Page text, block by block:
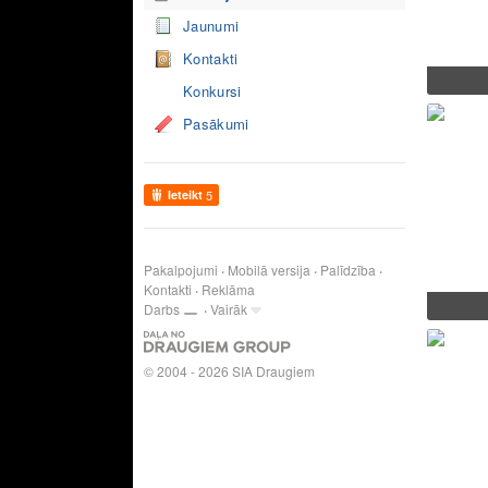
Jaunumi
Kontakti
Konkursi
Pasākumi
Ieteikt 5
Pakalpojumi Mobilā versija
Palīdzība
Kontakti
Reklāma
Darbs
Vairāk
© 2004 - 2026 SIA Draugiem